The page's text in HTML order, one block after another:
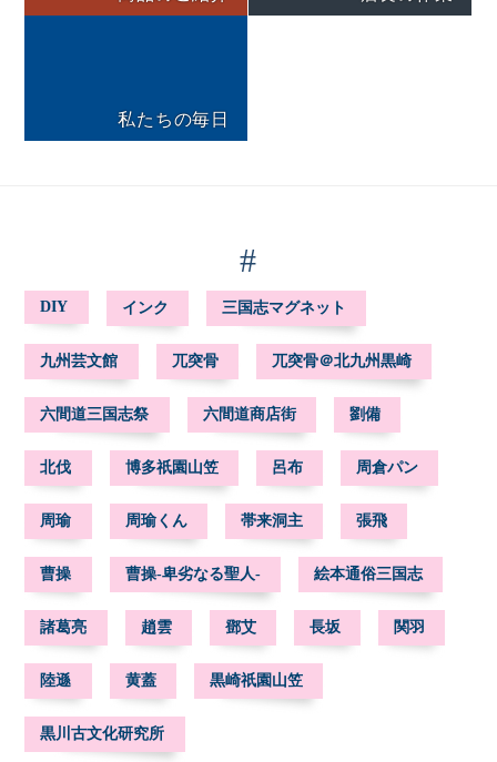
私たちの毎日
#
DIY インク 三国志マグネット
九州芸文館 兀突骨 兀突骨＠北九州黒崎
六間道三国志祭 六間道商店街 劉備
北伐 博多祇園山笠 呂布 周倉パン
周瑜 周瑜くん 帯来洞主 張飛
曹操 曹操-卑劣なる聖人- 絵本通俗三国志
諸葛亮 趙雲 鄧艾 長坂 関羽
陸遜 黄蓋 黒崎祇園山笠
黒川古文化研究所